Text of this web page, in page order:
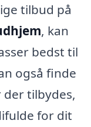
tilbud på
, kan
bedst til
også finde
tilbydes,
for dit